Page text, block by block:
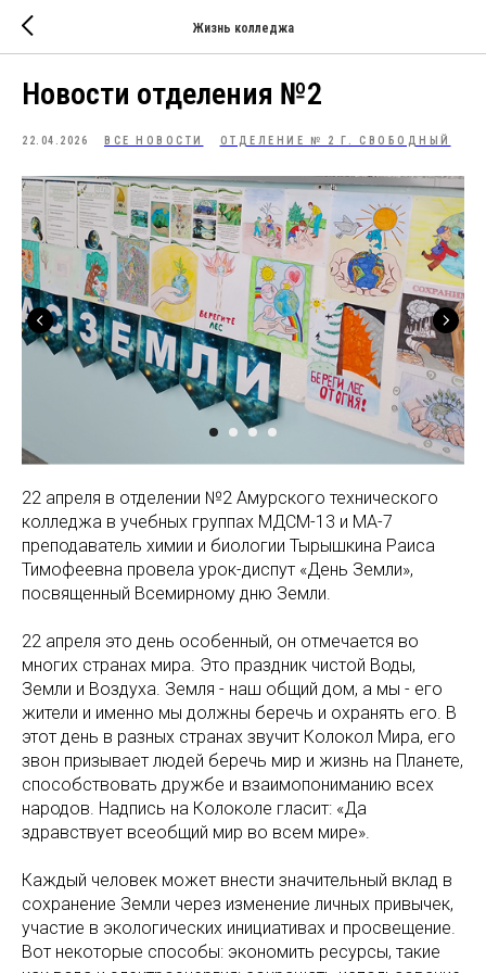
Жизнь колледжа
Новости отделения №2
22.04.2026 ВСЕ НОВОСТИ ОТДЕЛЕНИЕ № 2 Г. СВОБОДНЫЙ
22 апреля в отделении №2 Амурского технического
колледжа в учебных группах МДСМ-13 и МА-7
преподаватель химии и биологии Тырышкина Раиса
Тимофеевна провела урок-диспут «День Земли»,
посвященный Всемирному дню Земли.
22 апреля это день особенный, он отмечается во
многих странах мира. Это праздник чистой Воды,
Земли и Воздуха. Земля - наш общий дом, а мы - его
жители и именно мы должны беречь и охранять его. В
этот день в разных странах звучит Колокол Мира, его
звон призывает людей беречь мир и жизнь на Планете,
способствовать дружбе и взаимопониманию всех
народов. Надпись на Колоколе гласит: «Да
здравствует всеобщий мир во всем мире».
Каждый человек может внести значительный вклад в
сохранение Земли через изменение личных привычек,
участие в экологических инициативах и просвещение.
Вот некоторые способы: экономить ресурсы, такие